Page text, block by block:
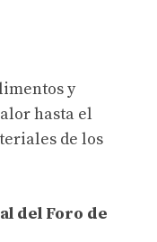
y
hasta el
de los
del Foro de